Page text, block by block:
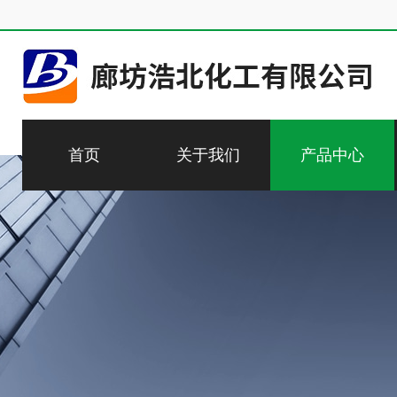
首页 关于我们 产品中心